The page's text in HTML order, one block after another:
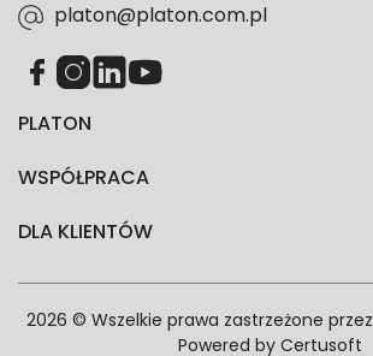
PLATON
WSPÓŁPRACA
DLA KLIENTÓW
platon@platon.com.pl
2026 © Wszelkie prawa zastrzeżone przez
Powered by Certusoft